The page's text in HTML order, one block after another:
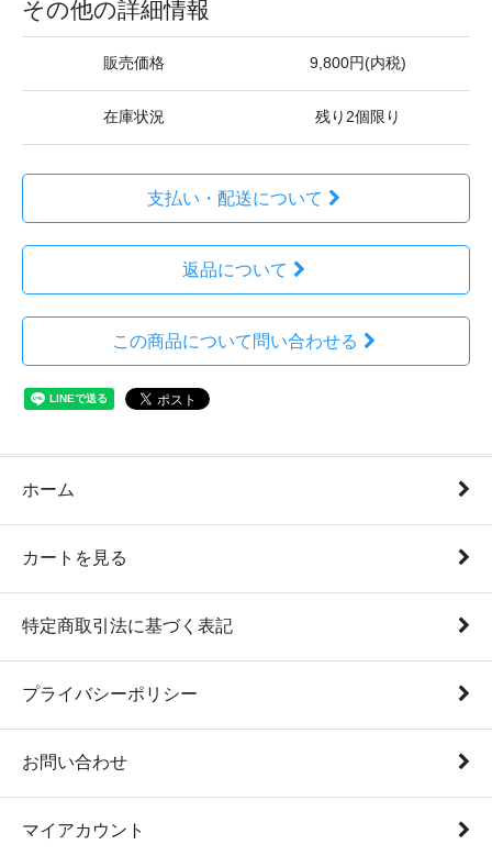
その他の詳細情報
販売価格 9,800円(内税)
在庫状況 残り2個限り
支払い・配送について
返品について
この商品について問い合わせる
ホーム
カートを見る
特定商取引法に基づく表記
プライバシーポリシー
お問い合わせ
マイアカウント